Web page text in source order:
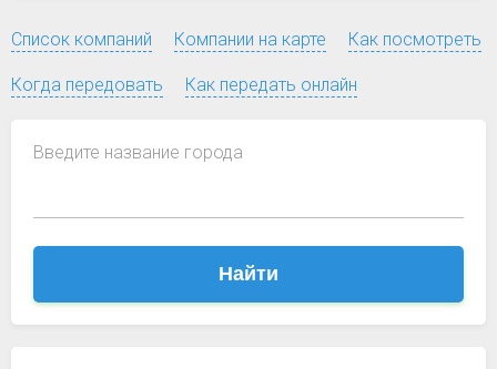
Список компаний Компании на карте Как посмотреть
Когда передовать Как передать онлайн
Введите название города
Найти